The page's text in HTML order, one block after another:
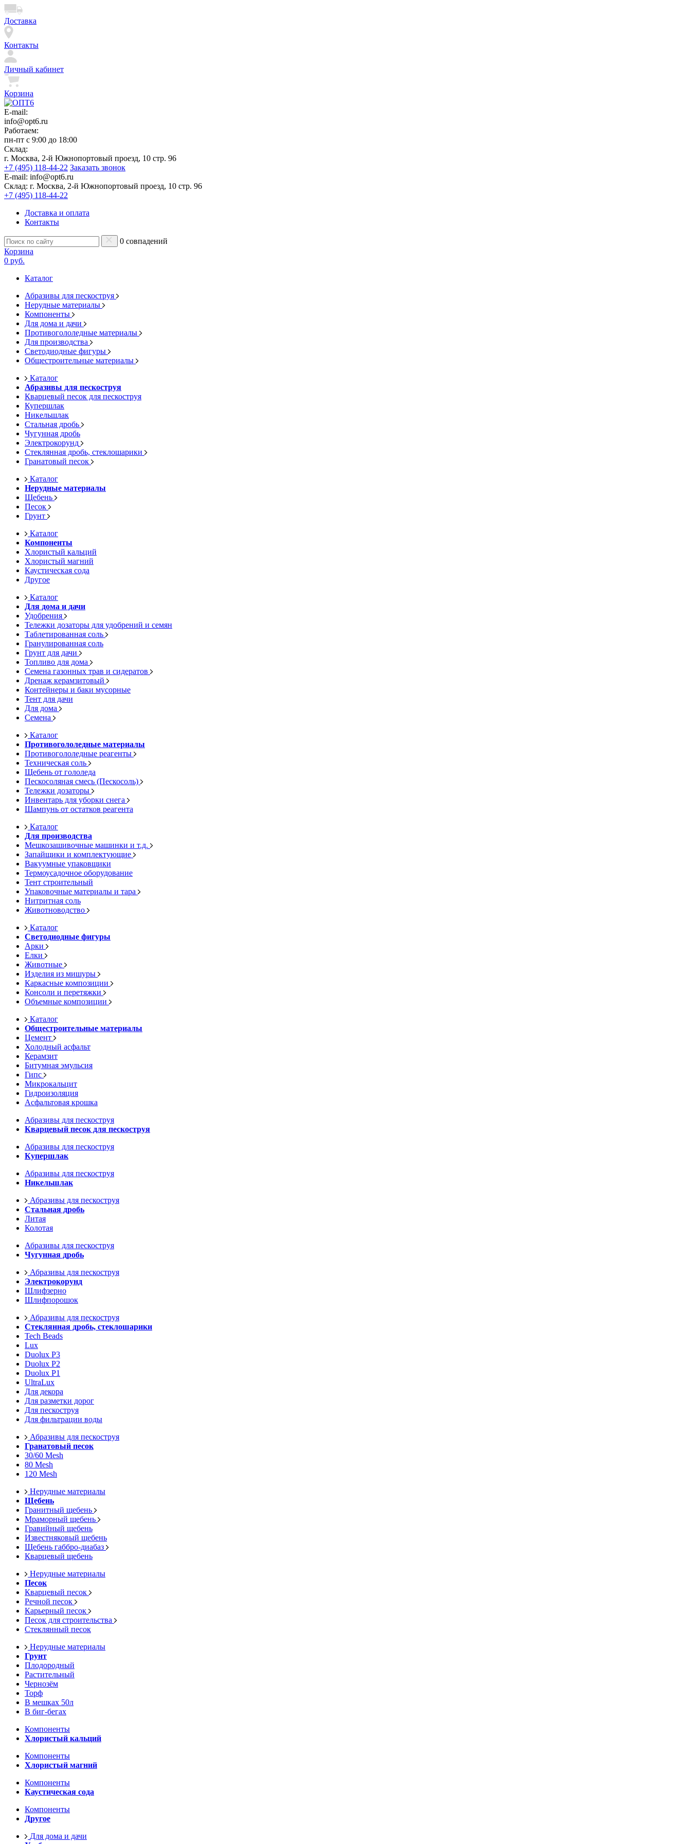
Доставка
Контакты
Личный кабинет
Корзина
E-mail:
info@opt6.ru
Работаем:
пн-пт с 9:00 до 18:00
Склад:
г. Москва, 2-й Южнопортовый проезд, 10 стр. 96
+7 (495) 118-44-22 Заказать звонок
E-mail: info@opt6.ru
Склад: г. Москва, 2-й Южнопортовый проезд, 10 стр. 96
+7 (495) 118-44-22
Доставка и оплата
Контакты
0 совпадений
Корзина
0 руб.
Каталог
Абразивы для пескоструя
Нерудные материалы
Компоненты
Для дома и дачи
Противогололедные материалы
Для производства
Светодиодные фигуры
Общестроительные материалы
Каталог
Абразивы для пескоструя
Кварцевый песок для пескоструя
Купершлак
Никельшлак
Стальная дробь
Чугунная дробь
Электрокорунд
Стеклянная дробь, стеклошарики
Гранатовый песок
Каталог
Нерудные материалы
Щебень
Песок
Грунт
Каталог
Компоненты
Хлористый кальций
Хлористый магний
Каустическая сода
Другое
Каталог
Для дома и дачи
Удобрения
Тележки дозаторы для удобрений и семян
Таблетированная соль
Гранулированная соль
Грунт для дачи
Топливо для дома
Семена газонных трав и сидератов
Дренаж керамзитовый
Контейнеры и баки мусорные
Тент для дачи
Для дома
Семена
Каталог
Противогололедные материалы
Противогололедные реагенты
Техническая соль
Щебень от гололеда
Пескосоляная смесь (Пескосоль)
Тележки дозаторы
Инвентарь для уборки снега
Шампунь от остатков реагента
Каталог
Для производства
Мешкозашивочные машинки и т.д.
Запайщики и комплектующие
Вакуумные упаковщики
Термоусадочное оборудование
Тент строительный
Упаковочные материалы и тара
Нитритная соль
Животноводство
Каталог
Светодиодные фигуры
Арки
Елки
Животные
Изделия из мишуры
Каркасные композиции
Консоли и перетяжки
Объемные композиции
Каталог
Общестроительные материалы
Цемент
Холодный асфальт
Керамзит
Битумная эмульсия
Гипс
Микрокальцит
Гидроизоляция
Асфальтовая крошка
Абразивы для пескоструя
Кварцевый песок для пескоструя
Абразивы для пескоструя
Купершлак
Абразивы для пескоструя
Никельшлак
Абразивы для пескоструя
Стальная дробь
Литая
Колотая
Абразивы для пескоструя
Чугунная дробь
Абразивы для пескоструя
Электрокорунд
Шлифзерно
Шлифпорошок
Абразивы для пескоструя
Стеклянная дробь, стеклошарики
Tech Beads
Lux
Duolux P3
Duolux P2
Duolux P1
UltraLux
Для декора
Для разметки дорог
Для пескоструя
Для фильтрации воды
Абразивы для пескоструя
Гранатовый песок
30/60 Mesh
80 Mesh
120 Mesh
Нерудные материалы
Щебень
Гранитный щебень
Мраморный щебень
Гравийный щебень
Известняковый щебень
Щебень габбро-диабаз
Кварцевый щебень
Нерудные материалы
Песок
Кварцевый песок
Речной песок
Карьерный песок
Песок для строительства
Стеклянный песок
Нерудные материалы
Грунт
Плодородный
Растительный
Чернозём
Торф
В мешках 50л
В биг-бегах
Компоненты
Хлористый кальций
Компоненты
Хлористый магний
Компоненты
Каустическая сода
Компоненты
Другое
Для дома и дачи